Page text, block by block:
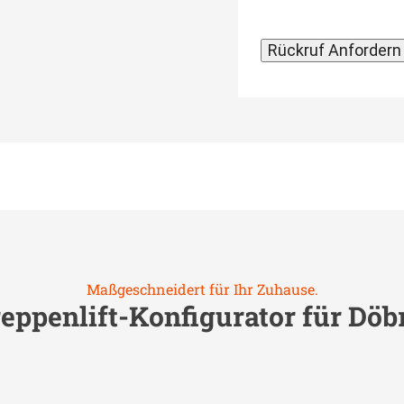
Maßgeschneidert für Ihr Zuhause.
Konfigurator für